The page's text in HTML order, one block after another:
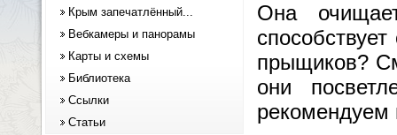
Крым запечатлённый...
Вебкамеры и панорамы
Карты и схемы
Библиотека
Ссылки
Статьи
Она
прыщиков?
они
рекомендуем